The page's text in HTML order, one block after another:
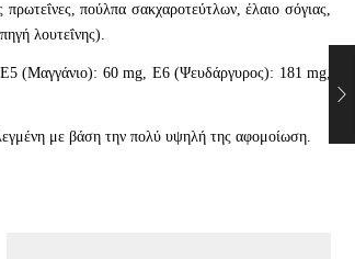
πούλπα σακχαροτεύτλων, έλαιο σόγιας,
λουτεΐνης).
(Μαγγάνιο): 60 mg, E6 (Ψευδάργυρος): 181 mg,
με βάση την πολύ υψηλή της αφομοίωση.